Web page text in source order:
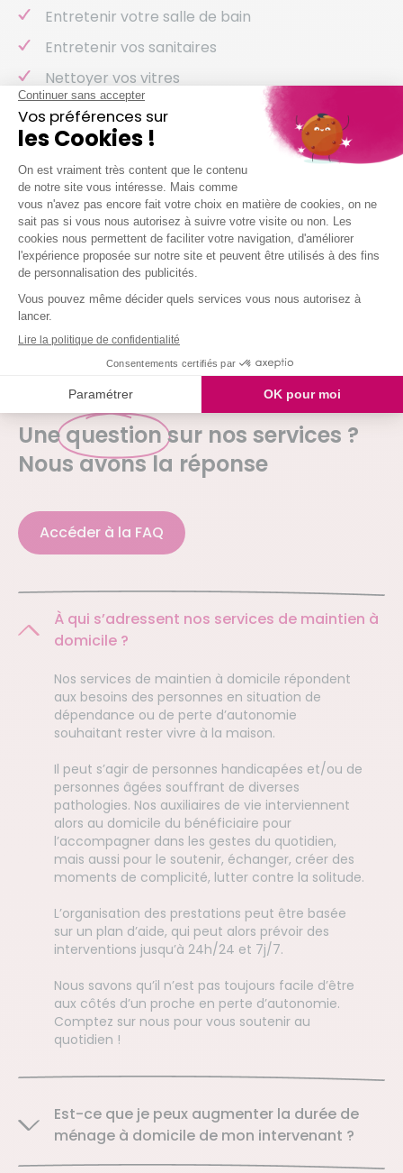
Entretenir votre salle de bain
Entretenir vos sanitaires
Nettoyer vos vitres
Laver votre vaisselle
Et même arroser vos plantes !
Nous intervenons chez vous à partir de 2h
simultanées
Je demande mon devis
QUESTIONS FRÉQUENTES
Une question sur nos services ?
Nous avons la réponse
Accéder à la FAQ
À qui s’adressent nos services de maintien à
domicile ?
Nos services de maintien à domicile répondent
aux besoins des personnes en situation de
dépendance ou de perte d’autonomie
souhaitant rester vivre à la maison.
Il peut s’agir de personnes handicapées et/ou de
personnes âgées souffrant de diverses
pathologies. Nos auxiliaires de vie interviennent
alors au domicile du bénéficiaire pour
l’accompagner dans les gestes du quotidien,
mais aussi pour le soutenir, échanger, créer des
moments de complicité, lutter contre la solitude.
L’organisation des prestations peut être basée
sur un plan d’aide, qui peut alors prévoir des
interventions jusqu’à 24h/24 et 7j/7.
Nous savons qu’il n’est pas toujours facile d’être
aux côtés d’un proche en perte d’autonomie.
Comptez sur nous pour vous soutenir au
quotidien !
Est-ce que je peux augmenter la durée de
ménage à domicile de mon intervenant ?